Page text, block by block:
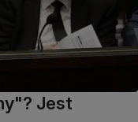
Jest